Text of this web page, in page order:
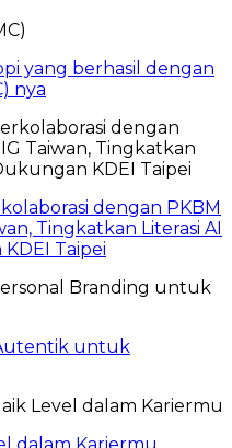
yang berhasil dengan
nya
dengan PKBM
Tingkatkan Literasi AI
Taipei
untuk
dalam Kariermu